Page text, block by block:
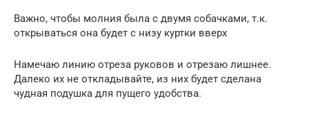
Важно, чтобы молния была с двумя собачками, т.к.
открываться она будет с низу куртки вверх
Намечаю линию отреза руковов и отрезаю лишнее.
Далеко их не откладывайте, из них будет сделана
чудная подушка для пущего удобства.